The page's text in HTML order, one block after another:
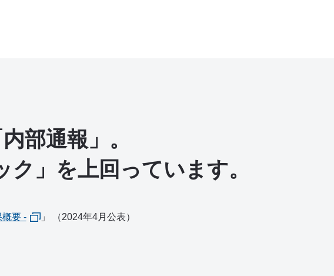
部通報」。
ク」を上回っています。
要 ‐ 」 （2024年4月公表）